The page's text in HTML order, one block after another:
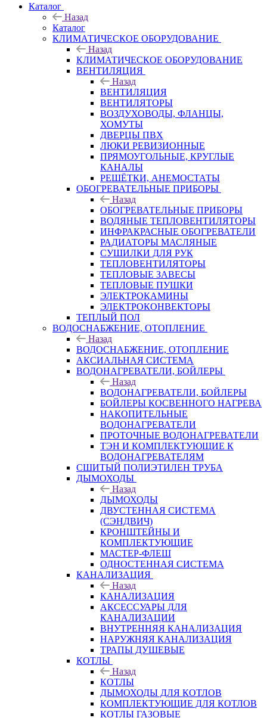
Каталог
Назад
Каталог
КЛИМАТИЧЕСКОЕ ОБОРУДОВАНИЕ
Назад
КЛИМАТИЧЕСКОЕ ОБОРУДОВАНИЕ
ВЕНТИЛЯЦИЯ
Назад
ВЕНТИЛЯЦИЯ
ВЕНТИЛЯТОРЫ
ВОЗДУХОВОДЫ, ФЛАНЦЫ,
ХОМУТЫ
ДВЕРЦЫ ПВХ
ЛЮКИ РЕВИЗИОННЫЕ
ПРЯМОУГОЛЬНЫЕ, КРУГЛЫЕ
КАНАЛЫ
РЕШЁТКИ, АНЕМОСТАТЫ
ОБОГРЕВАТЕЛЬНЫЕ ПРИБОРЫ
Назад
ОБОГРЕВАТЕЛЬНЫЕ ПРИБОРЫ
ВОДЯНЫЕ ТЕПЛОВЕНТИЛЯТОРЫ
ИНФРАКРАСНЫЕ ОБОГРЕВАТЕЛИ
РАДИАТОРЫ МАСЛЯНЫЕ
СУШИЛКИ ДЛЯ РУК
ТЕПЛОВЕНТИЛЯТОРЫ
ТЕПЛОВЫЕ ЗАВЕСЫ
ТЕПЛОВЫЕ ПУШКИ
ЭЛЕКТРОКАМИНЫ
ЭЛЕКТРОКОНВЕКТОРЫ
ТЕПЛЫЙ ПОЛ
ВОДОСНАБЖЕНИЕ, ОТОПЛЕНИЕ
Назад
ВОДОСНАБЖЕНИЕ, ОТОПЛЕНИЕ
АКСИАЛЬНАЯ СИСТЕМА
ВОДОНАГРЕВАТЕЛИ, БОЙЛЕРЫ
Назад
ВОДОНАГРЕВАТЕЛИ, БОЙЛЕРЫ
БОЙЛЕРЫ КОСВЕННОГО НАГРЕВА
НАКОПИТЕЛЬНЫЕ
ВОДОНАГРЕВАТЕЛИ
ПРОТОЧНЫЕ ВОДОНАГРЕВАТЕЛИ
ТЭН И КОМПЛЕКТУЮЩИЕ К
ВОДОНАГРЕВАТЕЛЯМ
СШИТЫЙ ПОЛИЭТИЛЕН ТРУБА
ДЫМОХОДЫ
Назад
ДЫМОХОДЫ
ДВУСТЕННАЯ СИСТЕМА
(СЭНДВИЧ)
КРОНШТЕЙНЫ И
КОМПЛЕКТУЮЩИЕ
МАСТЕР-ФЛЕШ
ОДНОСТЕННАЯ СИСТЕМА
КАНАЛИЗАЦИЯ
Назад
КАНАЛИЗАЦИЯ
АКСЕССУАРЫ ДЛЯ
КАНАЛИЗАЦИИ
ВНУТРЕННЯЯ КАНАЛИЗАЦИЯ
НАРУЖНЯЯ КАНАЛИЗАЦИЯ
ТРАПЫ ДУШЕВЫЕ
КОТЛЫ
Назад
КОТЛЫ
ДЫМОХОДЫ ДЛЯ КОТЛОВ
КОМПЛЕКТУЮЩИЕ ДЛЯ КОТЛОВ
КОТЛЫ ГАЗОВЫЕ